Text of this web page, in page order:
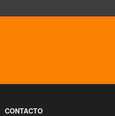
CONTACTO